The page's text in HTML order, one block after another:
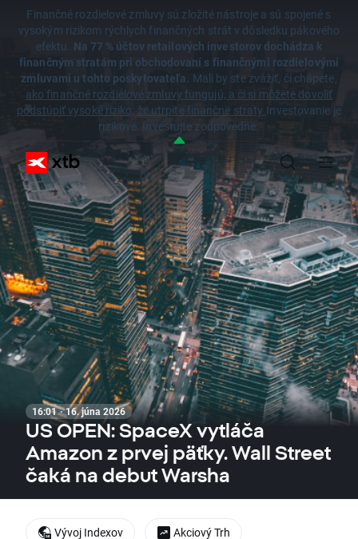
Finančné rozdielové zmluvy sú zložité nástroje a sú spojené s
vysokým rizikom rýchlych finančných strát v dôsledku pákového
efektu. Na 77 % účtov retailových investorov dochádza k
finančným stratám pri obchodovaní s finančnými rozdielovými
zmluvami u tohto poskytovateľa. Mali by ste zvážiť, či chápete,
ako finančné rozdielové zmluvy fungujú, a či si môžete dovoliť
podstúpiť vysoké riziko, že utrpíte finančné straty.Investovanie je
rizikové. Investujte zodpovedne.
16:01 · 16. júna 2026
US OPEN: SpaceX vytláča
Amazon z prvej päťky. Wall Street
čaká na debut Warsha
Vývoj Indexov Akciový Trh